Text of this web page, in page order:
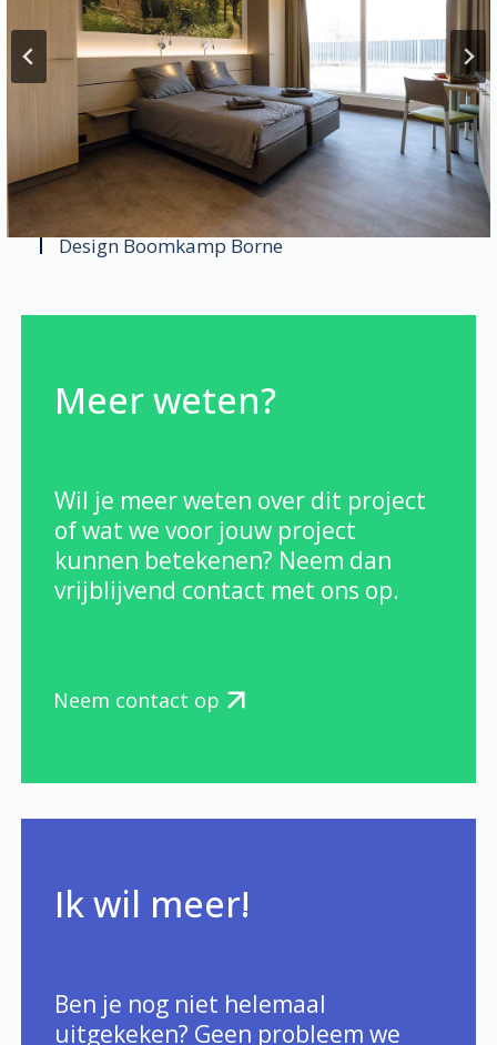
Design Boom­kamp Borne
Meer weten?
Wil je meer weten over dit project
of wat we voor jouw project
kunnen betekenen? Neem dan
vrijblijvend contact met ons op.
Neem contact op
Ik wil meer!
Ben je nog niet helemaal
uitgekeken? Geen probleem we